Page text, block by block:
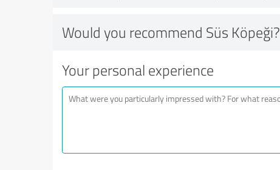
Would you recommend Süs Köpeği?
Your personal experience